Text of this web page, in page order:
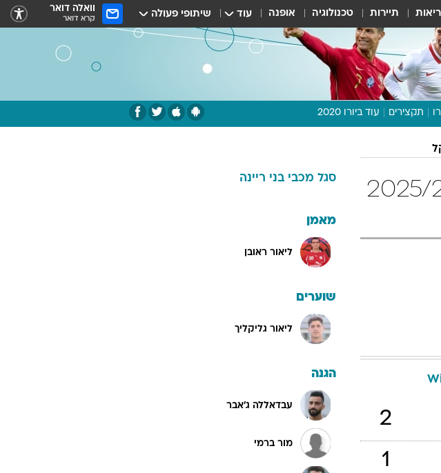
תיירות טכנולוגיה אופנה עוד שיתופי פעולה וואלה דואר
קרא דואר
תקצירים עוד ביורו 2020
תכנית היורו
לוח תוצאות
מגזין
דעות ופרשנויות
וואלה! ספורט
עקל בטבלת ליגת העל 2025/26
2
1
סגל מכבי בני ריינה
מאמן
ליאור ראובן
שוערים
ליאור גליקליך
הגנה
עבדאללה ג'אבר
מור ברמי